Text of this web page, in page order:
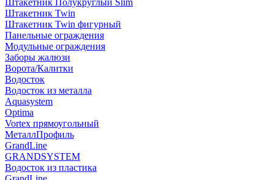
Штакетник Полукруглый Slim
Штакетник Twin
Штакетник Twin фигурный
Панельные ограждения
Модульные ограждения
Заборы жалюзи
Ворота/Калитки
Водосток
Водосток из металла
Aquasystem
Optima
Vortex прямоугольный
МеталлПрофиль
GrandLine
GRANDSYSTEM
Водосток из пластика